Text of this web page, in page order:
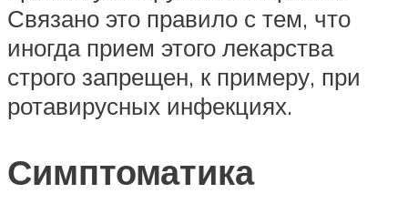
Связано это правило с тем, что
иногда прием этого лекарства
строго запрещен, к примеру, при
ротавирусных инфекциях.
Симптоматика